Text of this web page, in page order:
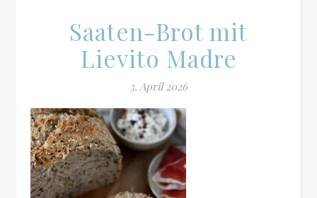
Saaten-Brot mit
Lievito Madre
3. April 2026